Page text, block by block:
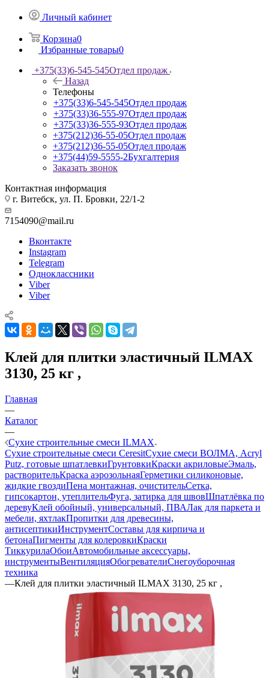
Личный кабинет
Корзина0
Избранные товары0
+375(33)6-545-545Отдел продаж
Назад
Телефоны
+375(33)6-545-545Отдел продаж
+375(33)36-555-97Отдел продаж
+375(33)36-555-93Отдел продаж
+375(212)36-55-05Отдел продаж
+375(212)36-55-05Отдел продаж
+375(44)59-5555-2Бухгалтерия
Заказать звонок
Контактная информация
г. Витебск, ул. П. Бровки, 22/1-2
7154090@mail.ru
Вконтакте
Instagram
Telegram
Одноклассники
Viber
Viber
Клей для плитки эластичный ILMAX
3130, 25 кг ,
Главная
—
Каталог
—
Сухие строительные смеси ILMAX
Сухие строительные смеси CeresitСухие смеси ВОЛМА, Acryl
Putz, готовые шпатлевкиГрунтовкиКраски акриловыеЭмаль,
растворительКраска аэрозольнаяГерметики силиконовые,
жидкие гвоздиПена монтажная, очистительСетка,
гипсокартон, утеплительФуга, затирка для швовШпатлёвка по
деревуКлей обойный, универсальный, ПВАЛак для паркета и
мебели, яхтлакПропитки для древесины,
антисептикиИнструментСоставы для кирпича и
бетонаПигменты для колеровкиКраски
ТиккурилаОбоиАвтомобильные аксессуары,
инструментыВентиляцияОбогревателиСнегоуборочная
техника
—Клей для плитки эластичный ILMAX 3130, 25 кг ,